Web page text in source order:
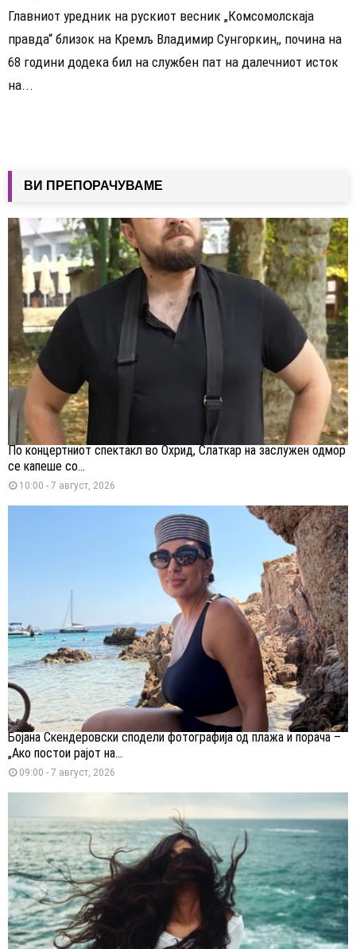
Главниот уредник на рускиот весник „Комсомолскаја
правда“ близок на Кремљ Владимир Сунгоркин,, почина на
68 години додека бил на службен пат на далечниот исток
на...
ВИ ПРЕПОРАЧУВАМЕ
По концертниот спектакл во Охрид, Слаткар на заслужен одмор
се капеше со...
10:00 - 7 август, 2026
Бојана Скендеровски сподели фотографија од плажа и порача –
„Ако постои рајот на...
09:00 - 7 август, 2026